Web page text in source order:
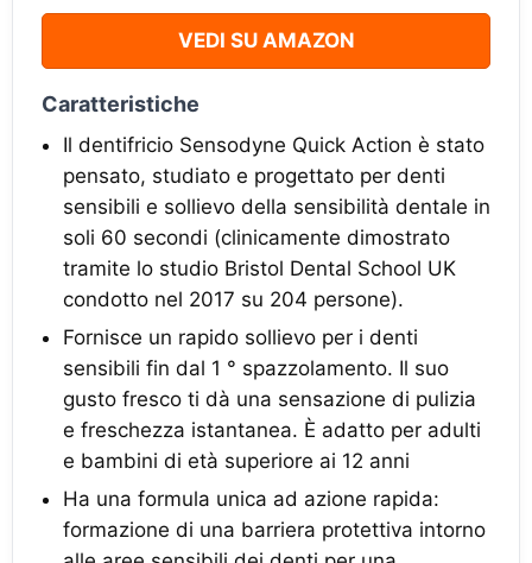
VEDI SU AMAZON
Caratteristiche
Il dentifricio Sensodyne Quick Action è stato
pensato, studiato e progettato per denti
sensibili e sollievo della sensibilità dentale in
soli 60 secondi (clinicamente dimostrato
tramite lo studio Bristol Dental School UK
condotto nel 2017 su 204 persone).
Fornisce un rapido sollievo per i denti
sensibili fin dal 1 ° spazzolamento. Il suo
gusto fresco ti dà una sensazione di pulizia
e freschezza istantanea. È adatto per adulti
e bambini di età superiore ai 12 anni
Ha una formula unica ad azione rapida:
formazione di una barriera protettiva intorno